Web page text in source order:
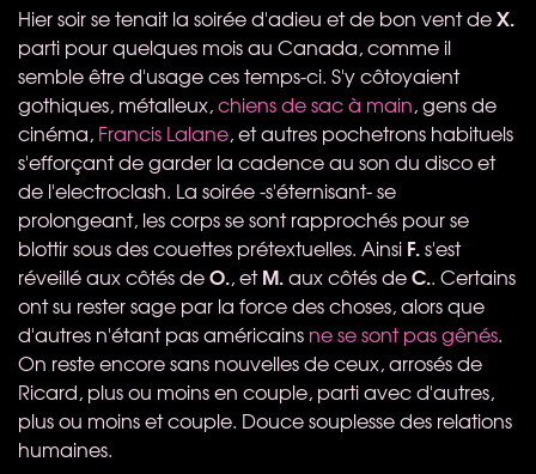
Hier soir se tenait la soirée d'adieu et de bon vent deX.
parti pour quelques mois au Canada, comme il
semble être d'usage ces temps-ci. S'y côtoyaient
gothiques, métalleux,chiens de sac à main, gens de
cinéma, Francis Lalane, et autres pochetrons habituels
s'efforçant de garder la cadence au son du disco et
de l'electroclash. La soirée -s'éternisant- se
prolongeant, les corps se sont rapprochés pour se
blottir sous des couettes prétextuelles. Ainsi F.s'est
réveillé aux côtés deO., etM.aux côtés deC.. Certains
ont su rester sage par la force des choses, alors que
d'autres n'étant pas américains ne se sont pas gênés.
On reste encore sans nouvelles de ceux, arrosés de
Ricard, plus ou moins en couple, parti avec d'autres,
plus ou moins et couple. Douce souplesse des relations
humaines.